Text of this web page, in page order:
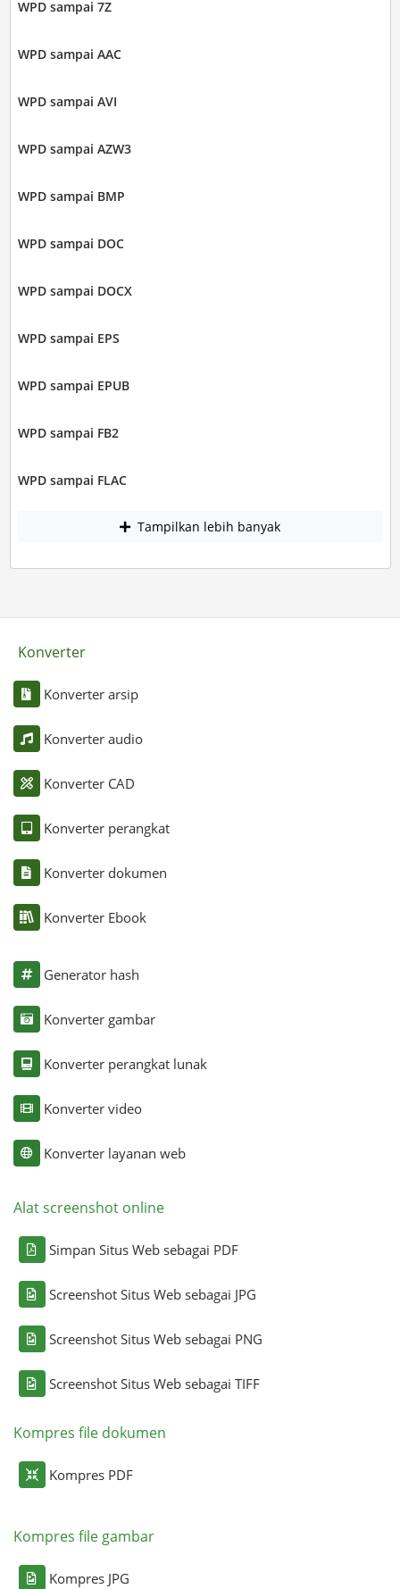
WPD sampai 7Z
WPD sampai AAC
WPD sampai AVI
WPD sampai AZW3
WPD sampai BMP
WPD sampai DOC
WPD sampai DOCX
WPD sampai EPS
WPD sampai EPUB
WPD sampai FB2
WPD sampai FLAC
Tampilkan lebih banyak
Konverter
Konverter arsip
Konverter audio
Konverter CAD
Konverter perangkat
Konverter dokumen
Konverter Ebook
Generator hash
Konverter gambar
Konverter perangkat lunak
Konverter video
Konverter layanan web
Alat screenshot online
Simpan Situs Web sebagai PDF
Screenshot Situs Web sebagai JPG
Screenshot Situs Web sebagai PNG
Screenshot Situs Web sebagai TIFF
Kompres file dokumen
Kompres PDF
Kompres file gambar
Kompres JPG